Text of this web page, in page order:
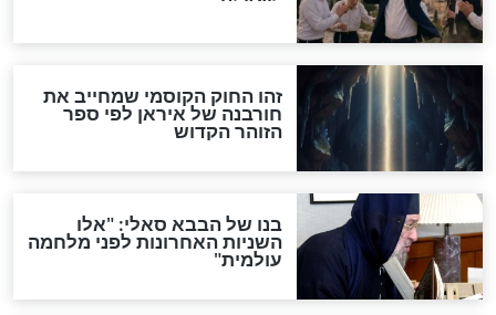
האם לאחר בוא המשיח יהיה
אפשר לחזור בתשובה?
לכל המאמרים